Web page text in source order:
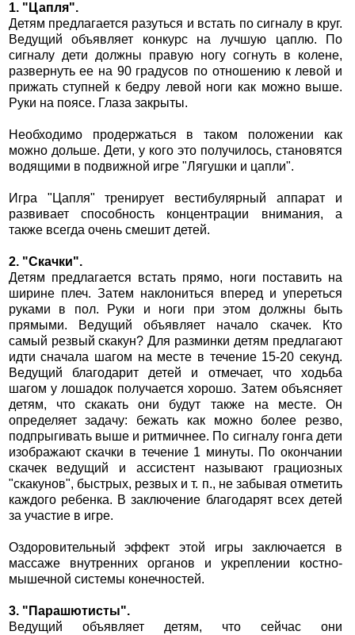
1. "Цапля".
Детям предлагается разуться и встать по сигналу в круг.
Ведущий объявляет конкурс на лучшую цаплю. По
сигналу дети должны правую ногу согнуть в колене,
развернуть ее на 90 градусов по отношению к левой и
прижать ступней к бедру левой ноги как можно выше.
Руки на поясе. Глаза закрыты.
Необходимо продержаться в таком положении как
можно дольше. Дети, у кого это получилось, становятся
водящими в подвижной игре "Лягушки и цапли".
Игра "Цапля" тренирует вестибулярный аппарат и
развивает способность концентрации внимания, а
также всегда очень смешит детей.
2. "Скачки".
Детям предлагается встать прямо, ноги поставить на
ширине плеч. Затем наклониться вперед и упереться
руками в пол. Руки и ноги при этом должны быть
прямыми. Ведущий объявляет начало скачек. Кто
самый резвый скакун? Для разминки детям предлагают
идти сначала шагом на месте в течение 15-20 секунд.
Ведущий благодарит детей и отмечает, что ходьба
шагом у лошадок получается хорошо. Затем объясняет
детям, что скакать они будут также на месте. Он
определяет задачу: бежать как можно более резво,
подпрыгивать выше и ритмичнее. По сигналу гонга дети
изображают скачки в течение 1 минуты. По окончании
скачек ведущий и ассистент называют грациозных
"скакунов", быстрых, резвых и т. п., не забывая отметить
каждого ребенка. В заключение благодарят всех детей
за участие в игре.
Оздоровительный эффект этой игры заключается в
массаже внутренних органов и укреплении костно-
мышечной системы конечностей.
3. "Парашютисты".
Ведущий объявляет детям, что сейчас они